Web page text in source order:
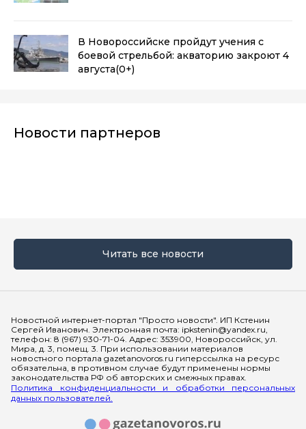
В Новороссийске пройдут учения с
боевой стрельбой: акваторию закроют 4
августа(0+)
Новости партнеров
Читать все новости
Новостной интернет-портал "Просто новости". ИП Кстенин
Сергей Иванович. Электронная почта: ipkstenin@yandex.ru,
телефон: 8 (967) 930-71-04. Адрес: 353900, Новороссийск, ул.
Мира, д. 3, помещ. 3. При использовании материалов
новостного портала gazetanovoros.ru гиперссылка на ресурс
обязательна, в противном случае будут применены нормы
законодательства РФ об авторских и смежных правах.
Политика конфиденциальности и обработки персональных
данных пользователей.